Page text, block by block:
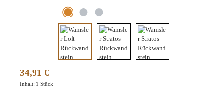
Regulärer Preis:
34,91 €
Inhalt: 1 Stück